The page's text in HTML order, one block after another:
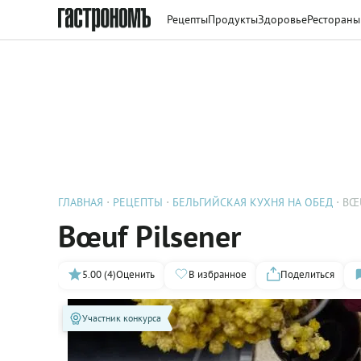
РецептыПродуктыЗдоровьеРестораны
ГЛАВНАЯ РЕЦЕПТЫ БЕЛЬГИЙСКАЯ КУХНЯ НА ОБЕД
Bœuf Pilsener
5.00 (4)Оценить В избранное Поделиться
Участник конкурса